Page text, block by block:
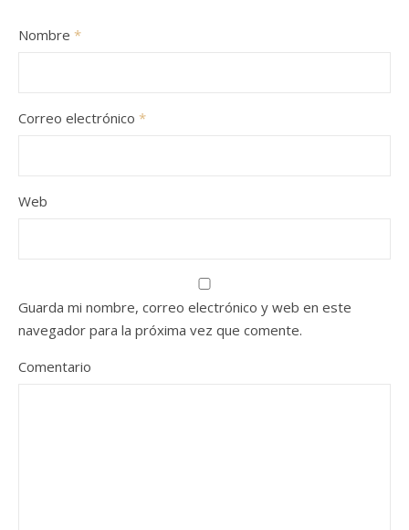
Nombre *
Correo electrónico *
Web
Guarda mi nombre, correo electrónico y web en este
navegador para la próxima vez que comente.
Comentario